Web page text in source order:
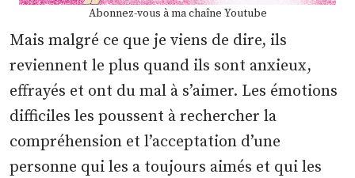
Abonnez-vous à ma chaîne Youtube
Mais malgré ce que je viens de dire, ils
reviennent le plus quand ils sont anxieux,
effrayés et ont du mal à s’aimer. Les émotions
difficiles les poussent à rechercher la
compréhension et l’acceptation d’une
personne qui les a toujours aimés et qui les